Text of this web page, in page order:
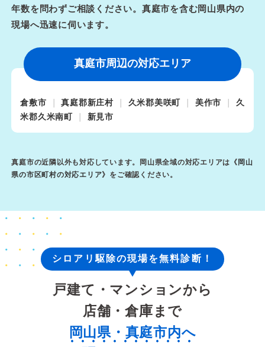
年数を問わずご相談ください。真庭市を含む岡山県内の
現場へ迅速に伺います。
真庭市周辺の対応エリア
倉敷市 真庭郡新庄村 久米郡美咲町 美作市
久
米郡久米南町
新見市
真庭市の近隣以外も対応しています。岡山県全域の対応エリアは《 岡山
県の市区町村の対応エリア》をご確認ください。
シロアリ駆除の現場を無料診断！
戸建て・マンションから
店舗・倉庫まで
岡山県・真庭市内へ